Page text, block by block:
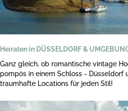
Heiraten in DÜSSELDORF &
Ganz gleich, ob romantische vintage
pompös in einem Schloss - Düsseldorf
traumhafte Locations für jeden Stil!